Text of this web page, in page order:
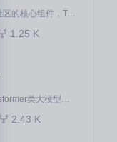
作为 Ascend for PyTorch 社区的核心组件，TorchNPU 是昇腾专为 PyTorch 打造的深度学习适配插件，使 PyTorch 框架能够直接调用昇腾 NPU，为开发者提供昇腾 AI 处理器的超强算力。
1.25 K
本项目是CANN提供的transformer类大模型算子库，实现网络在NPU上加速计算。
2.43 K